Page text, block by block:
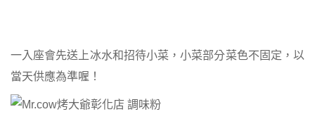
一入座會先送上冰水和招待小菜，小菜部分菜色不固定，以
當天供應為準喔！